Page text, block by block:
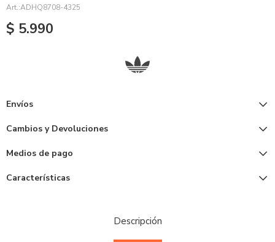
ADHQ8708-4325
$ 5.990
Envíos
Cambios y Devoluciones
Medios de pago
Características
Descripción